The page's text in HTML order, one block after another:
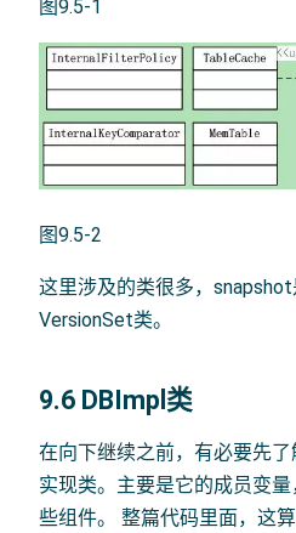
图9.5-1
图9.5-2
这里涉及的类很多，
VersionSet类。
9.6 DBImpl类
在向下继续之前，有必要先
实现类。主要是它的成员变
些组件。 整篇代码里面，这